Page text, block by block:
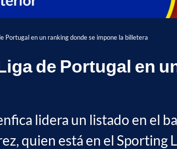
Portugal en un ranking donde se impone la billetera
de Portugal en
lidera un listado en el
quien está en el Sporting